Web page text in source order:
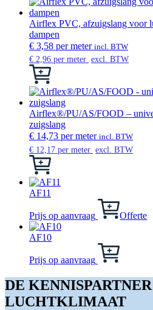
Airflex PVC, afzuigslang voor
dampen
€ 3,58 per meter incl. BTW
€ 2,96 per meter excl. BTW
Dit
heeft
meerdere
variaties.
Deze
optie
kan
gekozen
op
de
productpagina
Airflex®/PU/AS/FOOD –
zuigslang
€ 14,73 per meter incl. BTW
€ 12,17 per meter excl. BTW
Dit
heeft
Deze
optie
kan
worden
de
productpagina
AF11
Prijs op aanvraag Offerte
AF10
Prijs op aanvraag
Dit
variaties.
Deze
DE
LUCHTKLIMAAT